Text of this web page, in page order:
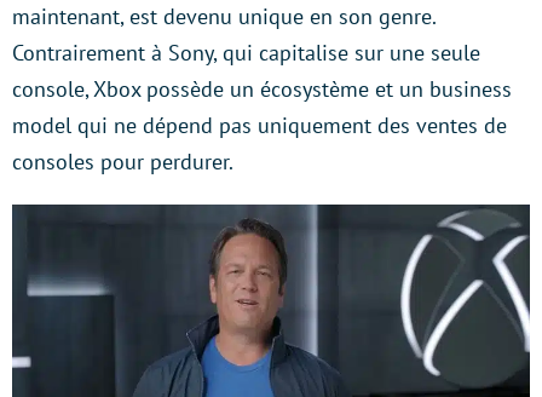
maintenant, est devenu unique en son genre.
Contrairement à Sony, qui capitalise sur une seule
console, Xbox possède un écosystème et un business
model qui ne dépend pas uniquement des ventes de
consoles pour perdurer.